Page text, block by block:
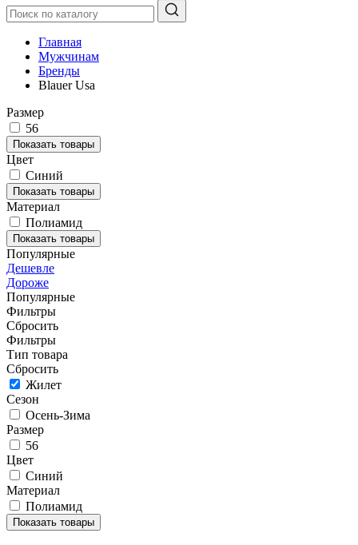
Главная
Мужчинам
Бренды
Blauer Usa
Размер
56
Показать товары
Цвет
Синий
Показать товары
Материал
Полиамид
Показать товары
Популярные
Дешевле
Дороже
Популярные
Фильтры
Сбросить
Фильтры
Тип товара
Сбросить
Жилет
Сезон
Осень-Зима
Размер
56
Цвет
Синий
Материал
Полиамид
Показать товары